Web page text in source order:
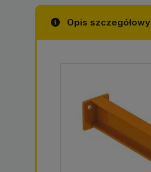
Opis szczegółowy